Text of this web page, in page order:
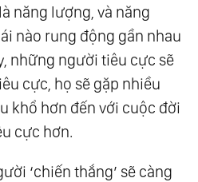
Thực Tại Sống Như
Đang Là Nô Lệ Trong Một
Để Thống Trị Bạn?
Cabal
Thời Gian Có Thật Hay
năng lượng, và năng
nào rung động gần nhau
những người tiêu cực sẽ
cực, họ sẽ gặp nhiều
khổ hơn đến với cuộc đời
cực hơn.
‘chiến thắng’ sẽ càng